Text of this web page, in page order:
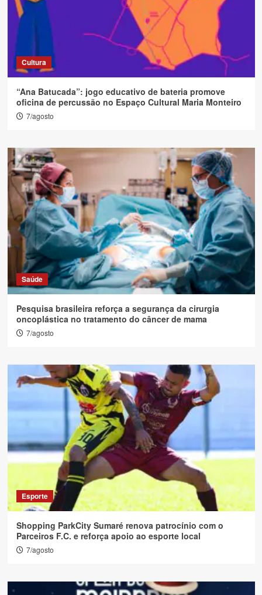
Cultura
“Ana Batucada”: jogo educativo de bateria promove
oficina de percussão no Espaço Cultural Maria Monteiro
7/agosto
Saúde
Pesquisa brasileira reforça a segurança da cirurgia
oncoplástica no tratamento do câncer de mama
7/agosto
Esporte
Shopping ParkCity Sumaré renova patrocínio com o
Parceiros F.C. e reforça apoio ao esporte local
7/agosto